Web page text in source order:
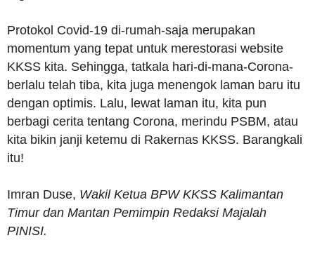
Protokol Covid-19 di-rumah-saja merupakan
momentum yang tepat untuk merestorasi website
KKSS kita. Sehingga, tatkala hari-di-mana-Corona-
berlalu telah tiba, kita juga menengok laman baru itu
dengan optimis. Lalu, lewat laman itu, kita pun
berbagi cerita tentang Corona, merindu PSBM, atau
kita bikin janji ketemu di Rakernas KKSS. Barangkali
itu!
Imran Duse, Wakil Ketua BPW KKSS Kalimantan
Timur dan Mantan Pemimpin Redaksi Majalah
PINISI.